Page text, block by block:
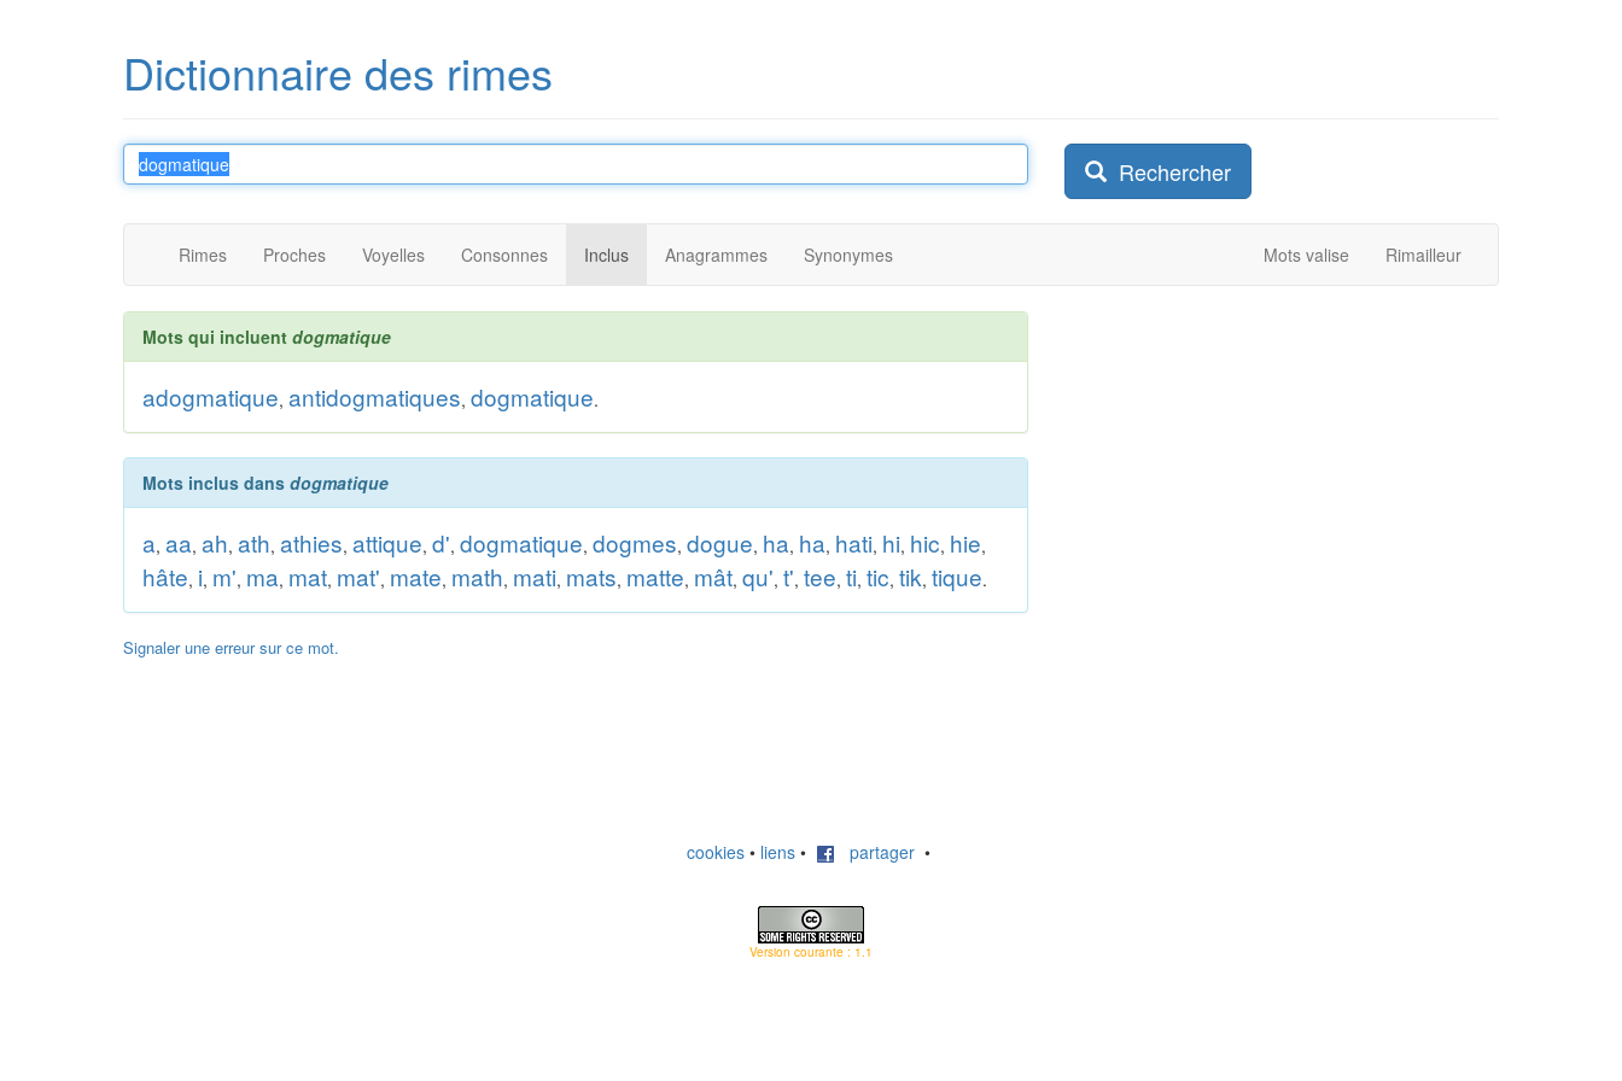
Dictionnaire des rimes
Rechercher
Rimes Proches Voyelles Consonnes Inclus Anagrammes Synonymes Mots valise Rimailleur
Mots qui incluent dogmatique
adogmatique, antidogmatiques, dogmatique.
Mots inclus dans dogmatique
a, aa, ah, ath, athies, attique, d', dogmatique, dogmes, dogue, ha, ha, hati, hi, hic, hie,
hâte, i, m', ma, mat, mat', mate, math, mati, mats, matte, mât, qu', t', tee, ti, tic, tik, tique.
Signaler une erreur sur ce mot.
cookies • liens • partager •
Version courante : 1.1